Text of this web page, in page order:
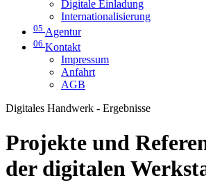
Digitale Einladung
Internationalisierung
05 Agentur
06 Kontakt
Impressum
Anfahrt
AGB
Digitales Handwerk - Ergebnisse
Projekte und
der digitalen